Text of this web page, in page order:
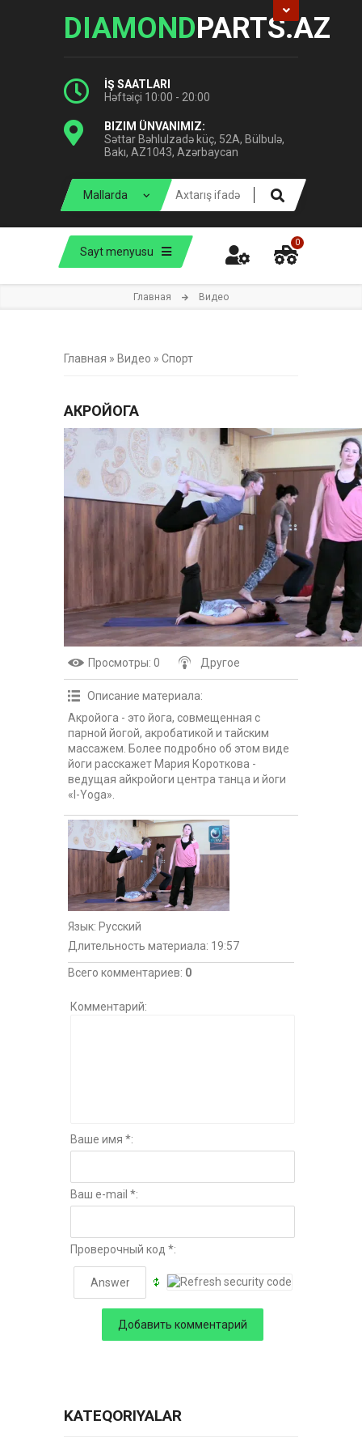
DIAMONDPARTS.AZ
İŞ SAATLARI
Həftəiçi 10:00 - 20:00
BIZIM ÜNVANIMIZ:
Səttar Bəhlulzadə küç, 52A, Bülbulə,
Bakı, AZ1043, Azərbaycan
Sayt menyusu
0
Главная Видео
Главная » Видео » Спорт
АКРОЙОГА
Просмотры: 0 Другое
Описание материала:
Акройога - это йога, совмещенная с
парной йогой, акробатикой и тайским
массажем. Более подробно об этом виде
йоги расскажет Мария Короткова -
ведущая айкройоги центра танца и йоги
«I-Yoga».
Язык: Русский
Длительность материала: 19:57
Всего комментариев: 0
Комментарий:
Ваше имя *:
Ваш e-mail *:
Проверочный код *:
KATEQORIYALAR